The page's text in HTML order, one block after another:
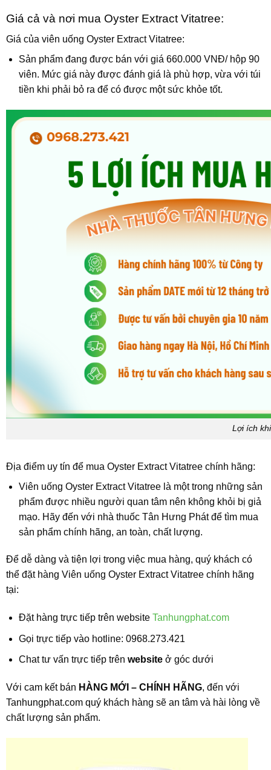
Giá cả và nơi mua Oyster Extract Vitatree:
Giá của viên uống Oyster Extract Vitatree:
Sản phẩm đang được bán với giá 660.000 VNĐ/ hộp 90
viên. Mức giá này được đánh giá là phù hợp, vừa với túi
tiền khi phải bỏ ra để có được một sức khỏe tốt.
Lợi ích
Địa điểm uy tín để mua Oyster Extract Vitatree chính hãng:
Viên uống Oyster Extract Vitatree là một trong những sản
phẩm được nhiều người quan tâm nên không khỏi bị giả
mạo. Hãy đến với nhà thuốc Tân Hưng Phát để tìm mua
sản phẩm chính hãng, an toàn, chất lượng.
Để dễ dàng và tiện lợi trong việc mua hàng, quý khách có
thể đặt hàng Viên uống Oyster Extract Vitatree chính hãng
tại:
Đặt hàng trực tiếp trên websiteTanhungphat.com
Gọi trực tiếp vào hotline: 0968.273.421
Chat tư vấn trực tiếp trên websiteở góc dưới
Với cam kết bán HÀNG MỚI – CHÍNH HÃNG, đến với
Tanhungphat.com quý khách hàng sẽ an tâm và hài lòng về
chất lượng sản phẩm.